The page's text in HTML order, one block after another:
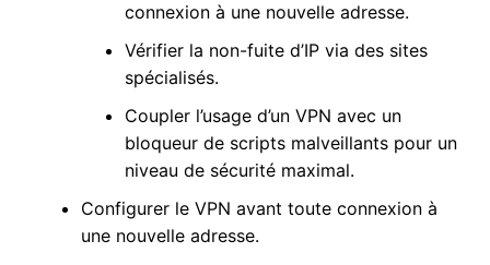
connexion à une nouvelle adresse.
Vérifier la non-fuite d’IP via des sites
spécialisés.
Coupler l’usage d’un VPN avec un
bloqueur de scripts malveillants pour un
niveau de sécurité maximal.
Configurer le VPN avant toute connexion à
une nouvelle adresse.